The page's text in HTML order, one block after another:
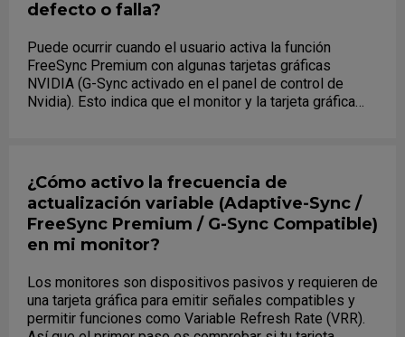
Por favor contáctanos (sitio web de ZOWIE:
anterior....
defecto o falla?
Puede ocurrir cuando el usuario activa la función
FreeSync Premium con algunas tarjetas gráficas
NVIDIA (G-Sync activado en el panel de control de
Nvidia). Esto indica que el monitor y la tarjeta gráfica
¿Cómo activo la frecuencia de
actualización variable (Adaptive-Sync /
FreeSync Premium / G-Sync Compatible)
en mi monitor?
Los monitores son dispositivos pasivos y requieren de
una tarjeta gráfica para emitir señales compatibles y
permitir funciones como Variable Refresh Rate (VRR).